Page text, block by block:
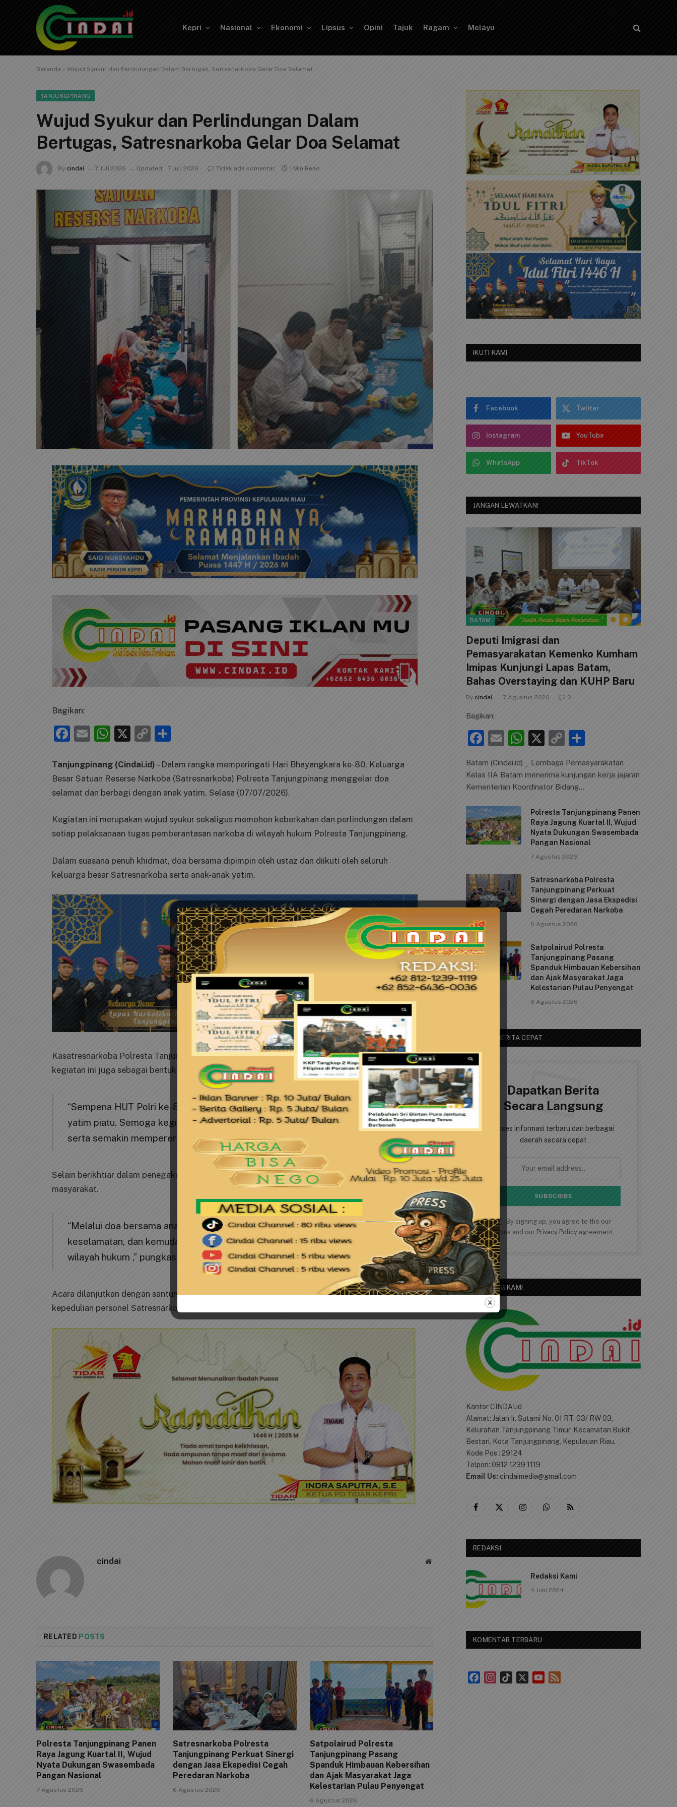
Kepri Nasional Ekonomi Lipsus Opini Tajuk Ragam Melayu
Beranda » Wujud Syukur dan Perlindungan Dalam Bertugas, Satresnarkoba Gelar Doa Selamat
TANJUNGPINANG
Wujud Syukur dan Perlindungan Dalam
Bertugas, Satresnarkoba Gelar Doa Selamat
By cindai 7 Juli 2026 Updated: 7 Juli 2026 Tidak ada komentar 1 Min Read
Bagikan:
Facebook
EmailWhatsApp
X
Copy
Tanjungpinang (Cindai.id) – Dalam rangka memperingati Hari Bhayangkara ke-80, Keluarga
Besar Satuan Reserse Narkoba (Satresnarkoba) Polresta Tanjungpinang menggelar doa
selamat dan berbagi dengan anak yatim, Selasa (07/07/2026).
Kegiatan ini merupakan wujud syukur sekaligus memohon keberkahan dan perlindungan dalam
setiap pelaksanaan tugas pemberantasan narkoba di wilayah hukum Polresta Tanjungpinang.
Dalam suasana penuh khidmat, doa bersama dipimpin oleh ustaz dan diikuti oleh seluruh
keluarga besar Satresnarkoba serta anak-anak yatim.
Kasatresnarkoba Polresta Tanjungpinang, AKP Syofian Rida S.H., M.H. menyampaikan
kegiatan ini juga sebagai bentuk kepedulian Polri kepada masyarakat, khususnya anak yatim.
“Sempena HUT Polri ke-80 ini, kami ingin berbagi kebahagiaan dengan anak
yatim piatu. Semoga kegiatan ini menjadi berkah dan membawa manfaat,
serta semakin mempererat hubungan Polri dengan masyarakat,” ujarnya
Selain berikhtiar dalam penegakan hukum, kami juga ingin mendekatkan diri dengan
masyarakat.
“Melalui doa bersama anak yatim ini, kami memohon agar diberikan kekuatan,
keselamatan, dan kemudahan dalam memberantas peredaran narkoba di
wilayah hukum ,” pungkasnya
Acara dilanjutkan dengan santunan kepada anak yatim sebagai bentuk kasih sayang dan
kepedulian personel Satresnarkoba terhadap sesama.(mona)
cindai Website
RELATED POSTS
Polresta Tanjungpinang Panen
Raya Jagung Kuartal II, Wujud
Nyata Dukungan Swasembada
Pangan Nasional
7 Agustus 2026
Satresnarkoba Polresta
Tanjungpinang Perkuat Sinergi
dengan Jasa Ekspedisi Cegah
Peredaran Narkoba
6 Agustus 2026
Satpolairud Polresta
Tanjungpinang Pasang
Spanduk Himbauan Kebersihan
dan Ajak Masyarakat Jaga
Kelestarian Pulau Penyengat
6 Agustus 2026
IKUTI KAMI
Facebook Twitter
Instagram YouTube
WhatsApp TikTok
JANGAN LEWATKAN!
BATAM
Deputi Imigrasi dan
Pemasyarakatan Kemenko Kumham
Imipas Kunjungi Lapas Batam,
Bahas Overstaying dan KUHP Baru
By cindai 7 Agustus 2026 0
Bagikan:
F
c
e
b
o
o
k
E
ai
l
W
at
s
p
p
X
C
p
y
n
k
ar
Batam (Cindai.id) _ Lembaga Pemasyarakatan
Kelas IIA Batam menerima kunjungan kerja jajaran
Kementerian Koordinator Bidang…
Polresta Tanjungpinang Panen
Raya Jagung Kuartal II, Wujud
Nyata Dukungan Swasembada
Pangan Nasional
7 Agustus 2026
Satresnarkoba Polresta
Tanjungpinang Perkuat
Sinergi dengan Jasa Ekspedisi
Cegah Peredaran Narkoba
6 Agustus 2026
Satpolairud Polresta
Tanjungpinang Pasang
Spanduk Himbauan Kebersihan
dan Ajak Masyarakat Jaga
Kelestarian Pulau Penyengat
6 Agustus 2026
AKSES BERITA CEPAT
Dapatkan Berita
Secara Langsung
Akses informasi terbaru dari berbagai
daerah secara cepat
By signing up, you agree to the our
terms and our Privacy Policy agreement.
TENTANG KAMI
Kantor CINDAI.id
Alamat: Jalan Ir. Sutami No. 01 RT. 03/ RW 03,
Kelurahan Tanjungpinang Timur, Kecamatan Bukit
Bestari, Kota Tanjungpinang, Kepulauan Riau.
Kode Pos : 29124
Telpon: 0812 1239 1119
Email Us: cindaimedia@gmail.com
Facebook
X
InstagramWhatsApp
RSS
REDAKSI
Redaksi Kami
4 Juni 2024
KOMENTAR TERBARU
FacebookInstagram
TikTok
YouTube